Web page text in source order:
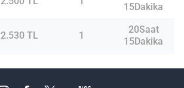
15Dakika
2.530 TL 1
20Saat
15Dakika